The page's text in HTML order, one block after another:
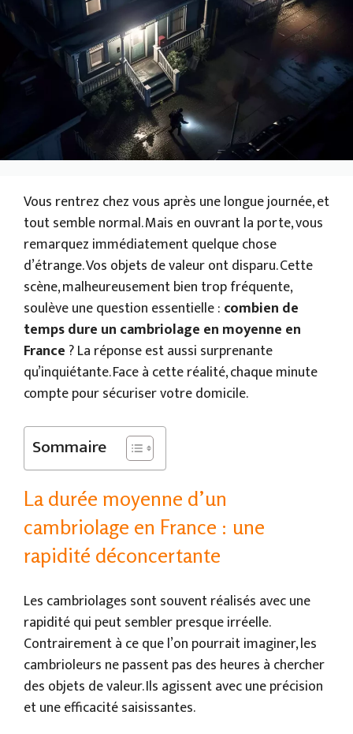
Vous rentrez chez vous après une longue journée, et
tout semble normal. Mais en ouvrant la porte, vous
remarquez immédiatement quelque chose
d’étrange. Vos objets de valeur ont disparu. Cette
scène, malheureusement bien trop fréquente,
soulève une question essentielle : combien de
temps dure un cambriolage en moyenne en
France ? La réponse est aussi surprenante
qu’inquiétante. Face à cette réalité, chaque minute
compte pour sécuriser votre domicile.
Sommaire
La durée moyenne d’un
cambriolage en France : une
rapidité déconcertante
Les cambriolages sont souvent réalisés avec une
rapidité qui peut sembler presque irréelle.
Contrairement à ce que l’on pourrait imaginer, les
cambrioleurs ne passent pas des heures à chercher
des objets de valeur. Ils agissent avec une précision
et une efficacité saisissantes.